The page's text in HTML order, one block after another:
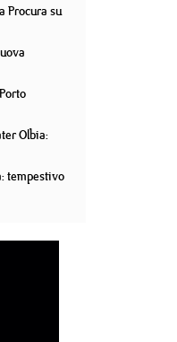
Procura su
Olbia:
tempestivo